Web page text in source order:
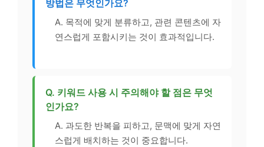
방법은 무엇인가요?
A. 목적에 맞게 분류하고, 관련 콘텐츠에 자
연스럽게 포함시키는 것이 효과적입니다.
Q. 키워드 사용 시 주의해야 할 점은 무엇
인가요?
A. 과도한 반복을 피하고, 문맥에 맞게 자연
스럽게 배치하는 것이 중요합니다.